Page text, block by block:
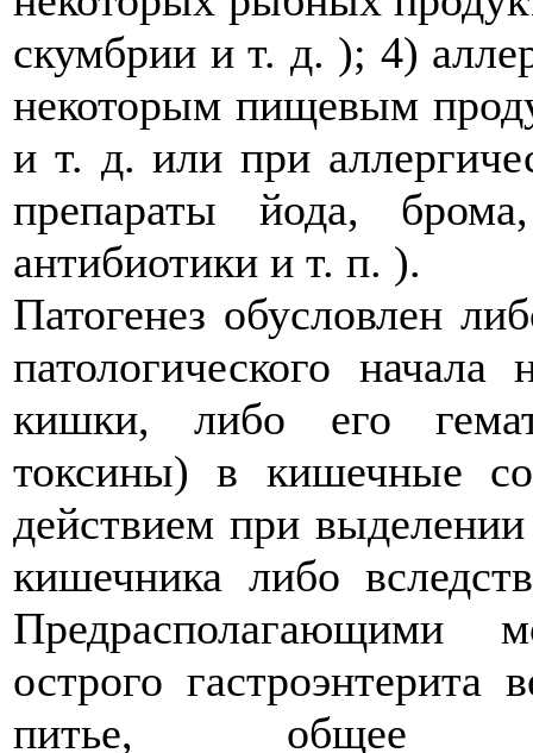
скумбрии и т. д. ); 4)
некоторым пищевым
и т. д. или при
препараты йода,
антибиотики и т. п. ).
Патогенез обусловлен
патологического
кишки, либо его
токсины) в кишечные
действием при
кишечника либо
Предрасполагающими
острого гастроэнтерита
питье, общее